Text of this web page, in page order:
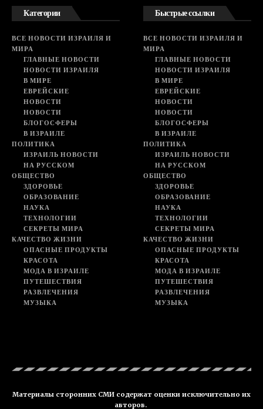
Категории
ВСЕ НОВОСТИ ИЗРАИЛЯ И
МИРА
ГЛАВНЫЕ НОВОСТИ
НОВОСТИ ИЗРАИЛЯ
В МИРЕ
ЕВРЕЙСКИЕ
НОВОСТИ
НОВОСТИ
БЛОГОСФЕРЫ
В ИЗРАИЛЕ
ПОЛИТИКА
ИЗРАИЛЬ НОВОСТИ
НА РУССКОМ
ОБЩЕСТВО
ЗДОРОВЬЕ
ОБРАЗОВАНИЕ
НАУКА
ТЕХНОЛОГИИ
СЕКРЕТЫ МИРА
КАЧЕСТВО ЖИЗНИ
ОПАСНЫЕ ПРОДУКТЫ
КРАСОТА
МОДА В ИЗРАИЛЕ
ПУТЕШЕСТВИЯ
РАЗВЛЕЧЕНИЯ
МУЗЫКА
Быстрые ссылки
ВСЕ НОВОСТИ ИЗРАИЛЯ И
МИРА
ГЛАВНЫЕ НОВОСТИ
НОВОСТИ ИЗРАИЛЯ
В МИРЕ
ЕВРЕЙСКИЕ
НОВОСТИ
НОВОСТИ
БЛОГОСФЕРЫ
В ИЗРАИЛЕ
ПОЛИТИКА
ИЗРАИЛЬ НОВОСТИ
НА РУССКОМ
ОБЩЕСТВО
ЗДОРОВЬЕ
ОБРАЗОВАНИЕ
НАУКА
ТЕХНОЛОГИИ
СЕКРЕТЫ МИРА
КАЧЕСТВО ЖИЗНИ
ОПАСНЫЕ ПРОДУКТЫ
КРАСОТА
МОДА В ИЗРАИЛЕ
ПУТЕШЕСТВИЯ
РАЗВЛЕЧЕНИЯ
МУЗЫКА
Материалы сторонних СМИ содержат оценки исключительно их
авторов.